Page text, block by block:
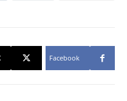
Facebook